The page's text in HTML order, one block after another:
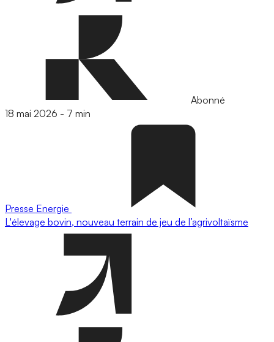
Abonné
18 mai 2026 - 7 min
Presse Energie
L'élevage bovin, nouveau terrain de jeu de l’agrivoltaïsme